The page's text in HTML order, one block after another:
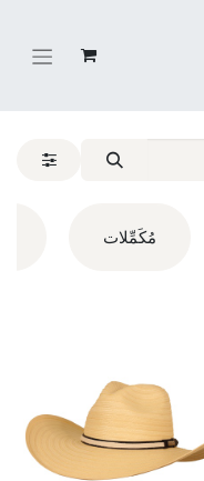
مُكَمِّلات